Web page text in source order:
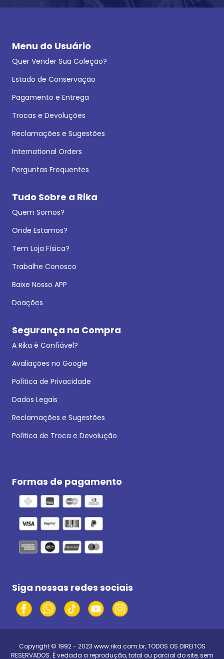
Menu do Usuário
Quer Vender Sua Coleção?
Estado de Conservação
Pagamento e Entrega
Trocas e Devoluções
Reclamações e Sugestões
International Orders
Perguntas Frequentes
Tudo Sobre a Rika
Quem Somos?
Onde Estamos?
Tem Loja Física?
Trabalhe Conosco
Baixe Nosso APP
Doações
Segurança na Compra
A Rika é Confiável?
Avaliações no Google
Política de Privacidade
Dados Legais
Reclamações e Sugestões
Política de Troca e Devolução
Formas de pagamento
Siga nossas redes sociais
Copyright © 1992 - 2023 www.rika.com.br, TODOS OS DIREITOS
RESERVADOS. É vedada a reprodução, total ou parcial do site, sem